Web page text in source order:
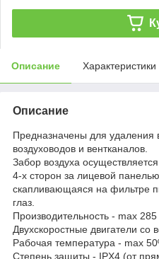
Описание Характеристики
Описание
Предназначены для удаления
воздуховодов и вентканалов.
Забор воздуха
4-х сторон за лицевой
скапливающаяся на фильтре
глаз.
Производительность - max 285
Двухскоростные двигатели со
Рабочая температура - max
Степень защиты - IPX4 (от